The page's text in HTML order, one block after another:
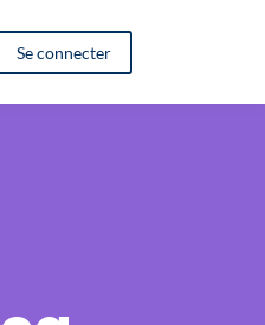
Se connecter